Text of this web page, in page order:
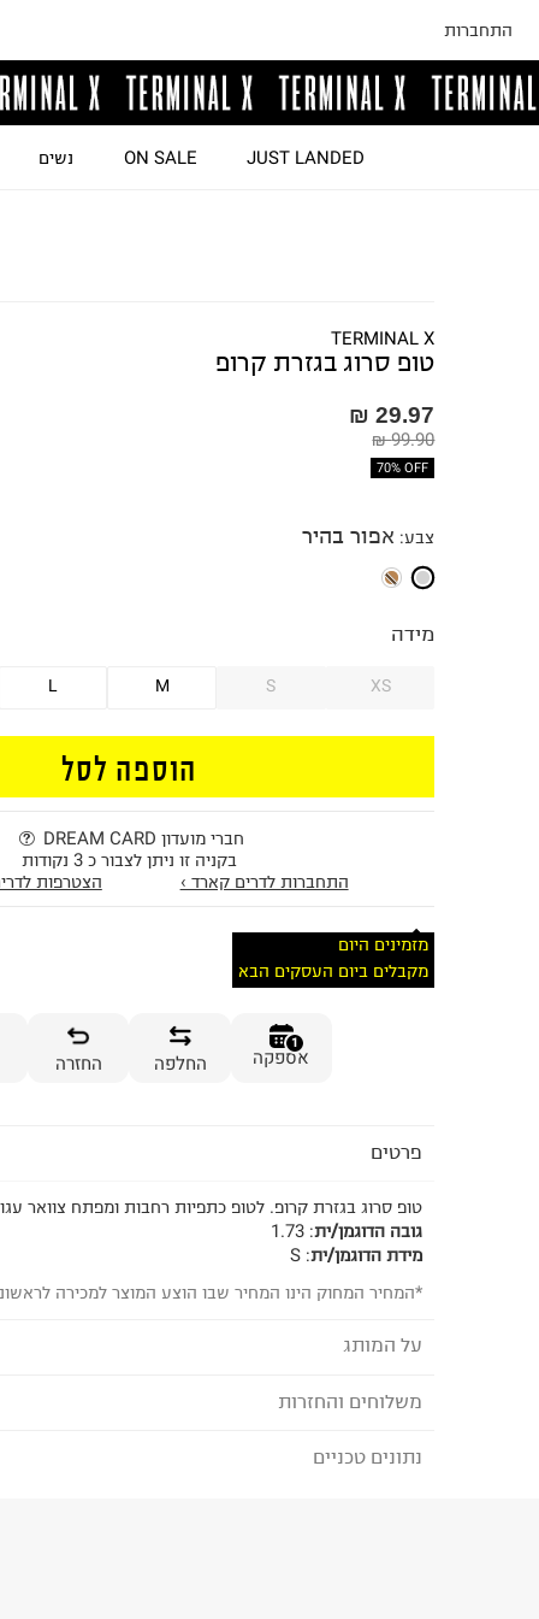
התחברות
JUST LANDED
ON SALE נשים
TERMINAL X
טופ סרוג בגזרת קרופ
29.97 ₪
99.90 ₪
70% OFF
צבע: אפור בהיר
מידה
XS
S
M
L
הוספה לסל
חברי מועדון DREAM CARD
בקניה זו ניתן לצבור כ 3 נקודות
התחברות לדרים קארד ›
הצטרפות
מזמינים היום
מקבלים ביום העסקים הבא
1
אספקה החלפה החזרה
פרטים
טופ סרוג בגזרת קרופ. לטופ כתפיות רחבות ומפתח צוואר
גובה הדוגמן/ית:
1.73
מידת הדוגמן/ית:
S
*המחיר המחוק הינו המחיר שבו הוצע המוצר למכירה
על המותג
TERMINAL X - טרמינל איקס
משלוחים והחזרות
לבחירת בשיטת המשלוח המתאימה לכם,
נתונים טכניים